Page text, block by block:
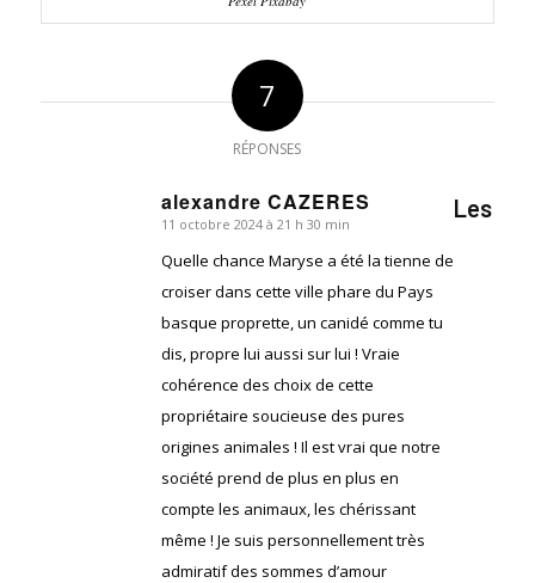
7
RÉPONSES
alexandre CAZERES
dit
11 octobre 2024 à 21 h 30 min
Quelle chance Maryse a été la tienne de
croiser dans cette ville phare du Pays
basque proprette, un canidé comme tu
dis, propre lui aussi sur lui ! Vraie
cohérence des choix de cette
propriétaire soucieuse des pures
origines animales ! Il est vrai que notre
société prend de plus en plus en
compte les animaux, les chérissant
même ! Je suis personnellement très
admiratif des sommes d’amour
Les